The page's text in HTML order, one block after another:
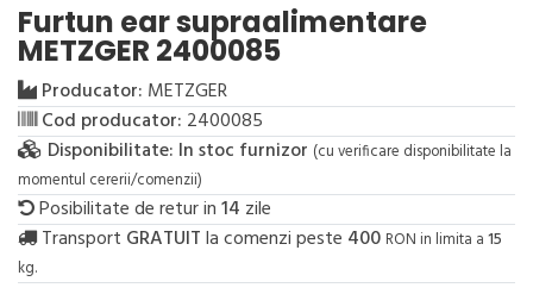
Furtun ear supraalimentare
METZGER 2400085
Producator: METZGER
Cod producator: 2400085
Disponibilitate: In stoc furnizor (cu verificare disponibilitate la
momentul cererii/comenzii)
Posibilitate de retur in14 zile
Transport GRATUITla comenzi peste 400 RON in limita a15
kg.